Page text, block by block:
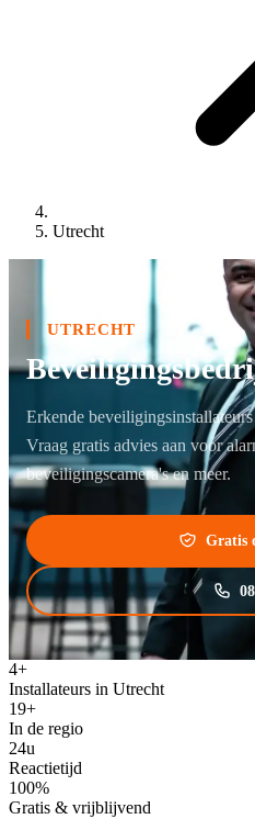
Utrecht
UTRECHT
Erkende
Vraag gratis advies aan voor
beveiligingscamera's en meer.
Gratis
4+
Installateurs in Utrecht
19+
In de regio
24u
Reactietijd
100%
Gratis & vrijblijvend